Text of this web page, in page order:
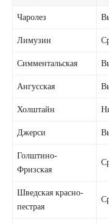
Чаролез
Лимузин
Симментальская
Ангусская
Холштайн
Джерси
Голштино-
Фризская
Шведская красно-
пестрая